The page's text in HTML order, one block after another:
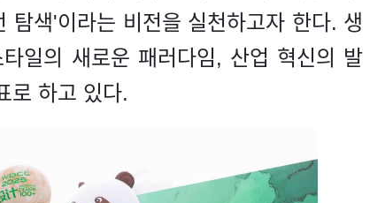
탐색'이라는 비전을 실천하고자 한다. 생
일의 새로운 패러다임, 산업 혁신의 발
로 하고 있다.